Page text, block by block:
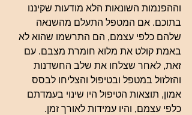
וההפנמות השונאות הלא מודעות שקיננו
בתוכם. אם המטפל התעלם מהשנאה
שלהם כלפי עצמם, הם התרשמו שהוא לא
באמת קולט את מלוא חומרת מצבם. עם
זאת, לאחר שצלחו את שלב החשדנות
והזלזול במטפל ובטיפול והצליחו לבסס
אמון, תוצאות הטיפול היו שינוי בעמדתם
כלפי עצמם, והיו עמידות לאורך זמן.